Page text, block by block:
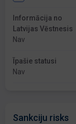
Informācija no
Latvijas Vēstnesis
Nav
Īpašie statusi
Nav
Sankciju risks